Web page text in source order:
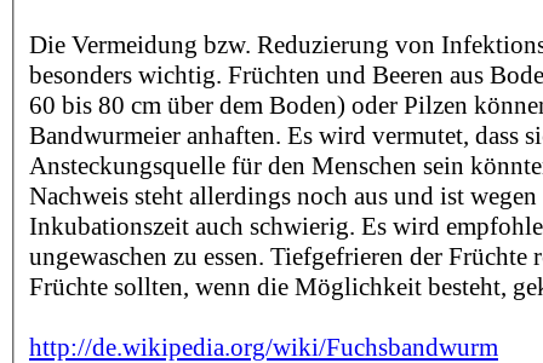
Die Vermeidung bzw. Reduzierung von
besonders wichtig. Früchten und Beeren aus
60 bis 80 cm über dem Boden) oder Pilzen
Bandwurmeier anhaften. Es wird vermutet, dass
Ansteckungsquelle für den Menschen sein
Nachweis steht allerdings noch aus und ist
Inkubationszeit auch schwierig. Es wird
ungewaschen zu essen. Tiefgefrieren der Früchte
Früchte sollten, wenn die Möglichkeit besteht,
http://de.wikipedia.org/wiki/Fuchsbandwurm